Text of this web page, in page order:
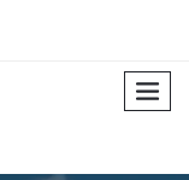
menu